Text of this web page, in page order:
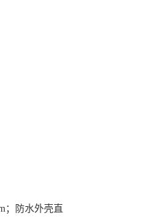
；防水外壳直